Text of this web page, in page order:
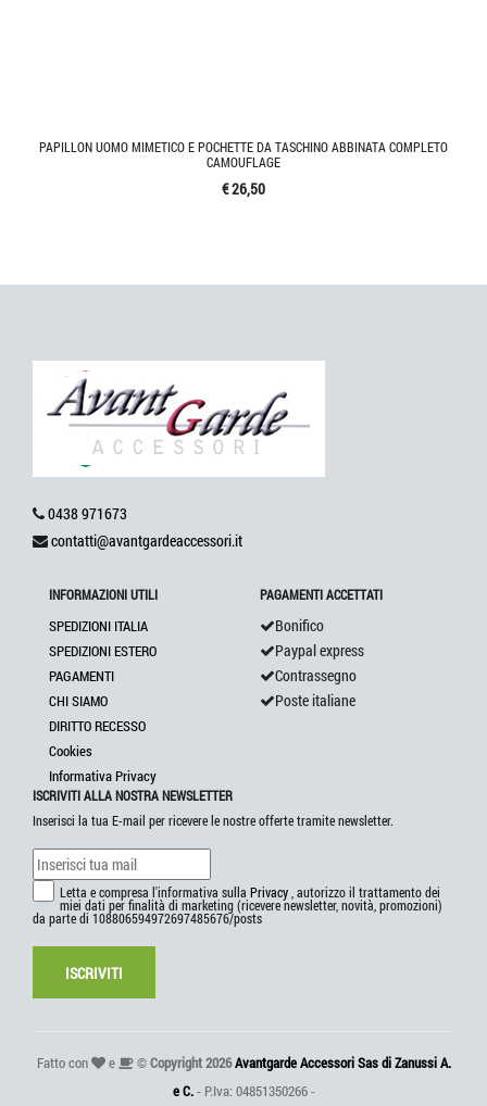
PAPILLON UOMO MIMETICO E POCHETTE DA TASCHINO ABBINATA COMPLETO
CAMOUFLAGE
€ 26,50
0438 971673
contatti@avantgardeaccessori.it
INFORMAZIONI UTILI
SPEDIZIONI ITALIA
SPEDIZIONI ESTERO
PAGAMENTI
CHI SIAMO
DIRITTO RECESSO
Cookies
Informativa Privacy
PAGAMENTI ACCETTATI
Bonifico
Paypal express
Contrassegno
Poste italiane
ISCRIVITI ALLA NOSTRA NEWSLETTER
Inserisci la tua E-mail per ricevere le nostre offerte tramite newsletter.
Letta e compresa l'informativa sulla Privacy , autorizzo il trattamento dei
miei dati per finalità di marketing (ricevere newsletter, novità, promozioni)
da parte di 108806594972697485676/posts
ISCRIVITI
Fatto con e ©Copyright 2026Avantgarde Accessori Sas di Zanussi A.
e C.- P.Iva: 04851350266 -